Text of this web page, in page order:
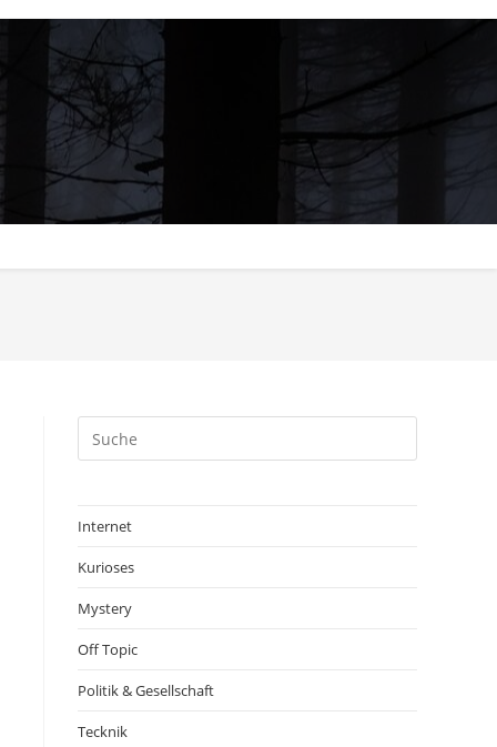
Internet
Kurioses
Mystery
Off Topic
Politik & Gesellschaft
Tecknik